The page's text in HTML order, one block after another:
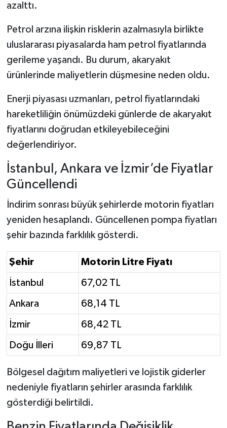
azalttı.
Petrol arzına ilişkin risklerin azalmasıyla birlikte
uluslararası piyasalarda ham petrol fiyatlarında
gerileme yaşandı. Bu durum, akaryakıt
ürünlerinde maliyetlerin düşmesine neden oldu.
Enerji piyasası uzmanları, petrol fiyatlarındaki
hareketliliğin önümüzdeki günlerde de akaryakıt
fiyatlarını doğrudan etkileyebileceğini
değerlendiriyor.
İstanbul, Ankara ve İzmir’de Fiyatlar
Güncellendi
İndirim sonrası büyük şehirlerde motorin fiyatları
yeniden hesaplandı. Güncellenen pompa fiyatları
şehir bazında farklılık gösterdi.
Şehir Motorin Litre Fiyatı
İstanbul 67,02 TL
Ankara 68,14 TL
İzmir 68,42 TL
Doğu İlleri 69,87 TL
Bölgesel dağıtım maliyetleri ve lojistik giderler
nedeniyle fiyatların şehirler arasında farklılık
gösterdiği belirtildi.